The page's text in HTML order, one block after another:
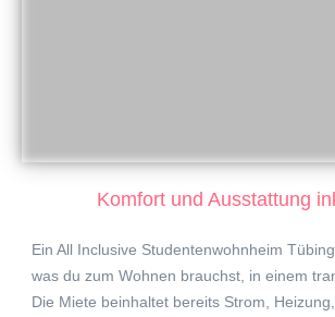
Komfort und Ausstattung
Ein All Inclusive Studentenwohnheim
was du zum Wohnen brauchst, in einem
Die Miete beinhaltet bereits Strom,